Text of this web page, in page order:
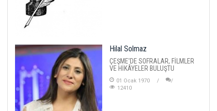
Hilal Solmaz
ÇEŞME'DE SOFRALAR, FİLMLER
VE HİKÂYELER BULUŞTU
01 Ocak 1970
12410